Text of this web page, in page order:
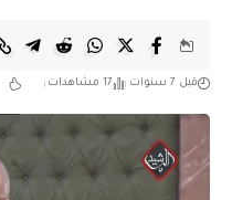
قبل 7 سنوات 17 مشاهدات